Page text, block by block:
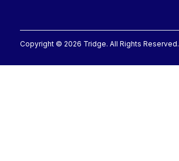
Copyright © 2026 Tridge. All Rights Reserved.